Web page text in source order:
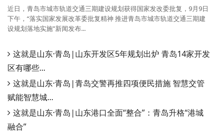
近日，青岛市城市轨道交通三期建设规划获得国家发改委批复，9月9日
下午，“落实国家发展改革委批复精神 推进青岛市城市轨道交通三期建
设规划落地实施”新闻发布...
这就是山东·青岛|山东开发区5年规划出炉 青岛14家开发
区有哪些...
这就是山东·青岛|青岛交警再推四项便民措施 智慧交管
赋能智慧城...
这就是山东·青岛|山东港口全面“整合”：青岛升格“港城
融合”